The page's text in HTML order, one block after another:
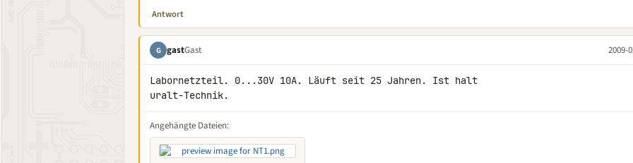
Antwort
G gastGast 2009-
Labornetzteil. 0...30V 10A. Läuft seit 25 Jahren. Ist halt
uralt-Technik.
Angehängte Dateien: